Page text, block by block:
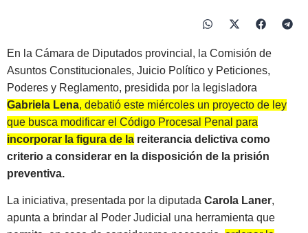
En la Cámara de Diputados provincial, la Comisión de
Asuntos Constitucionales, Juicio Político y Peticiones,
Poderes y Reglamento, presidida por la legisladora
Gabriela Lena, debatió este miércoles un proyecto de ley
que busca modificar el Código Procesal Penal para
incorporar la figura de la reiterancia delictiva como
criterio a considerar en la disposición de la prisión
preventiva.
La iniciativa, presentada por la diputada Carola Laner,
apunta a brindar al Poder Judicial una herramienta que